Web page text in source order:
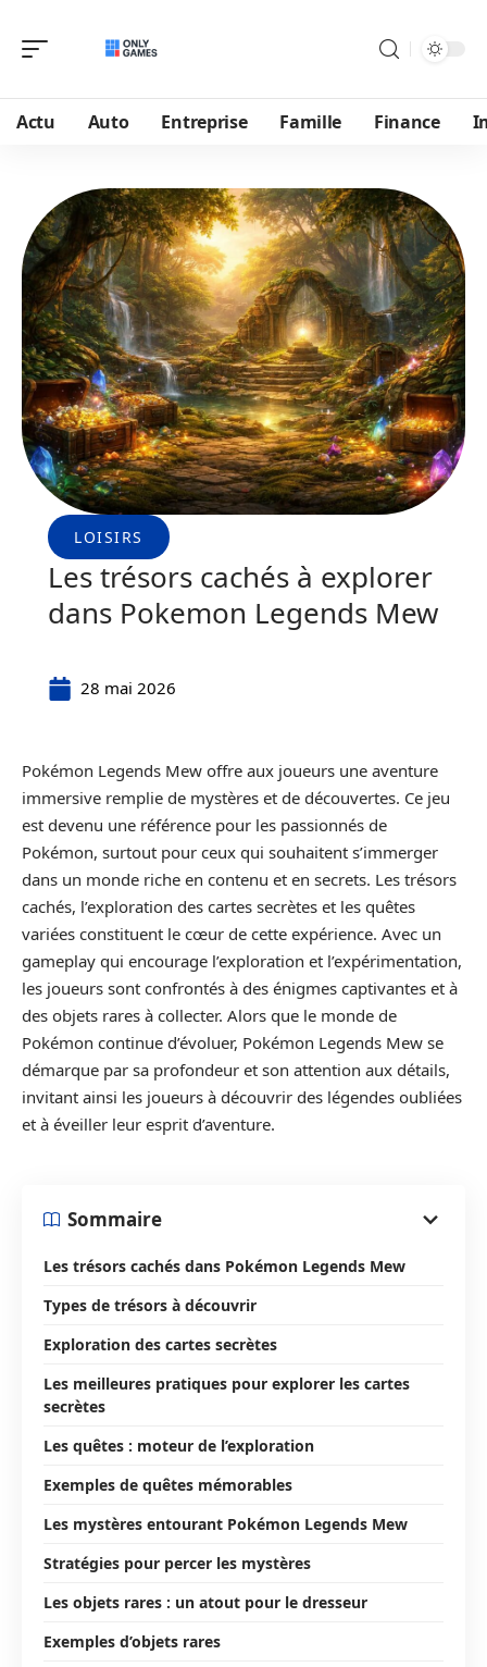
Actu Auto Entreprise Famille Finance
LOISIRS
Les trésors cachés à explorer
dans Pokemon Legends Mew
28 mai 2026
Pokémon Legends Mew offre aux joueurs une aventure
immersive remplie de mystères et de découvertes. Ce jeu
est devenu une référence pour les passionnés de
Pokémon, surtout pour ceux qui souhaitent s’immerger
dans un monde riche en contenu et en secrets. Les trésors
cachés, l’exploration des cartes secrètes et les quêtes
variées constituent le cœur de cette expérience. Avec un
gameplay qui encourage l’exploration et l’expérimentation,
les joueurs sont confrontés à des énigmes captivantes et à
des objets rares à collecter. Alors que le monde de
Pokémon continue d’évoluer, Pokémon Legends Mew se
démarque par sa profondeur et son attention aux détails,
invitant ainsi les joueurs à découvrir des légendes oubliées
et à éveiller leur esprit d’aventure.
Sommaire
Les trésors cachés dans Pokémon Legends Mew
Types de trésors à découvrir
Exploration des cartes secrètes
Les meilleures pratiques pour explorer les cartes
secrètes
Les quêtes : moteur de l’exploration
Exemples de quêtes mémorables
Les mystères entourant Pokémon Legends Mew
Stratégies pour percer les mystères
Les objets rares : un atout pour le dresseur
Exemples d’objets rares